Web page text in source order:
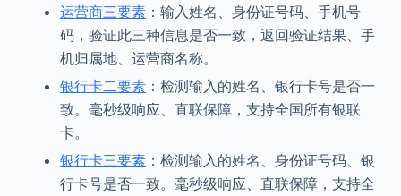
运营商三要素：输入姓名、身份证号码、手机号
码，验证此三种信息是否一致，返回验证结果、手
机归属地、运营商名称。
银行卡二要素：检测输入的姓名、银行卡号是否一
致。毫秒级响应、直联保障，支持全国所有银联
卡。
银行卡三要素：检测输入的姓名、身份证号码、银
行卡号是否一致。毫秒级响应、直联保障，支持全